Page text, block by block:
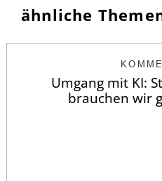
ähnliche
Umgang mit KI:
brauchen wir